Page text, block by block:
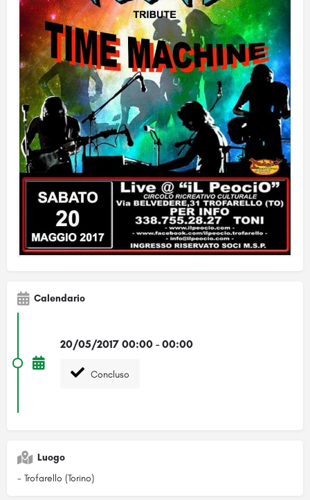
Calendario
20/05/2017 00:00 - 00:00
Concluso
Luogo
- Trofarello (Torino)